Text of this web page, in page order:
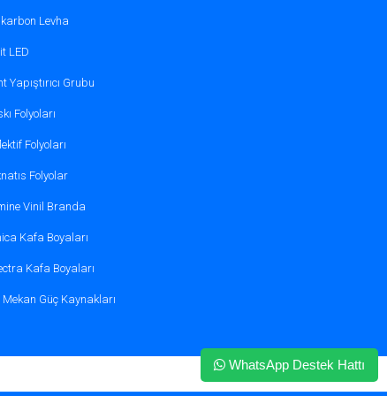
Levha
LED
Yapıştırıcı Grubu
Folyoları
Folyoları
Folyolar
Vinil Branda
Kafa Boyaları
Kafa Boyaları
Mekan Güç Kaynakları
WhatsApp Destek Hattı